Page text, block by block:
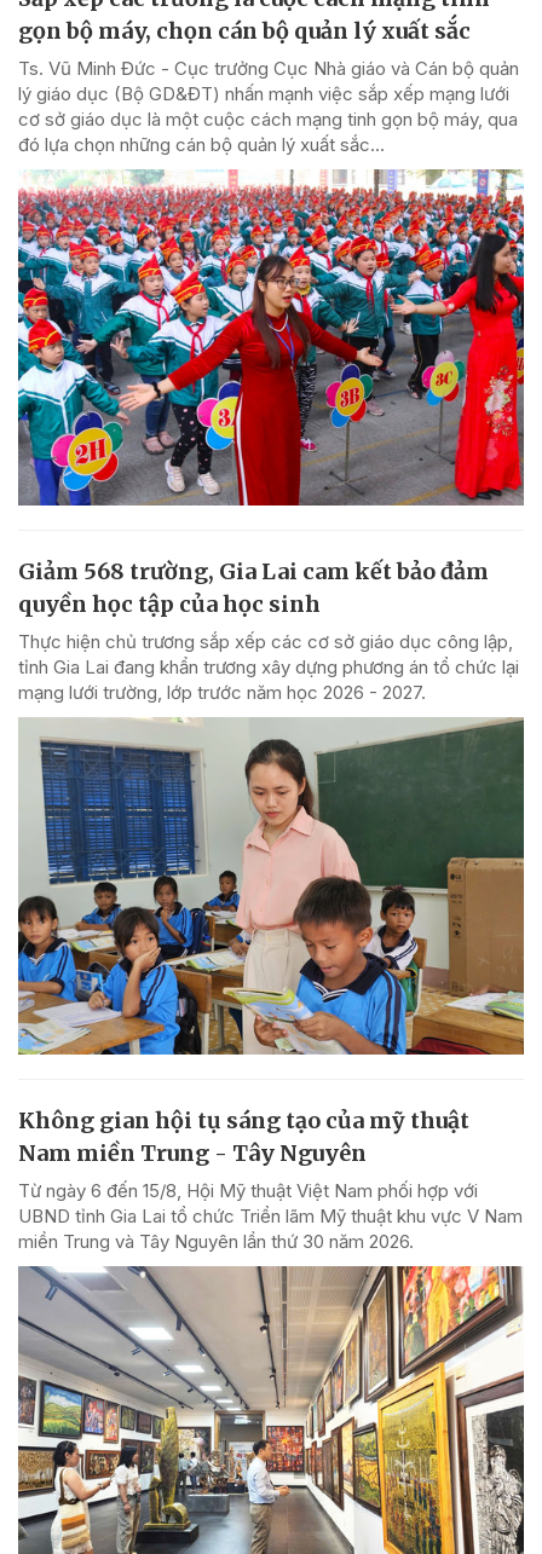
gọn bộ máy, chọn cán bộ quản lý xuất sắc
Ts. Vũ Minh Đức - Cục trưởng Cục Nhà giáo và Cán bộ quản
lý giáo dục (Bộ GD&ĐT) nhấn mạnh việc sắp xếp mạng lưới
cơ sở giáo dục là một cuộc cách mạng tinh gọn bộ máy, qua
đó lựa chọn những cán bộ quản lý xuất sắc...
Giảm 568 trường, Gia Lai cam kết bảo đảm
quyền học tập của học sinh
Thực hiện chủ trương sắp xếp các cơ sở giáo dục công lập,
tỉnh Gia Lai đang khẩn trương xây dựng phương án tổ chức lại
mạng lưới trường, lớp trước năm học 2026 - 2027.
Không gian hội tụ sáng tạo của mỹ thuật
Nam miền Trung - Tây Nguyên
Từ ngày 6 đến 15/8, Hội Mỹ thuật Việt Nam phối hợp với
UBND tỉnh Gia Lai tổ chức Triển lãm Mỹ thuật khu vực V Nam
miền Trung và Tây Nguyên lần thứ 30 năm 2026.